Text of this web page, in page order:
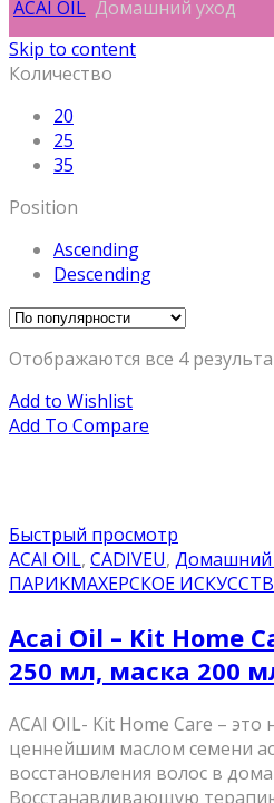
ACAI OIL Домашний уход
Skip to content
Количество
20
25
35
Position
Ascending
Descending
Отображаются все 4
Add to Wishlist
Add To Compare
Быстрый просмотр
ACAI OIL, CADIVEU, Домашний
ПАРИКМАХЕРСКОЕ
Acai Oil – Kit Home
250 мл, маска 200
ACAI OIL- Kit Home Care – это
ценнейшим маслом семени
восстановления волос в
Восстанавливающую